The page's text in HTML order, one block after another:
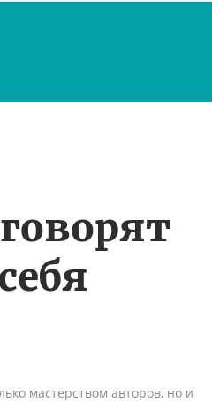
мастерством авторов, но и